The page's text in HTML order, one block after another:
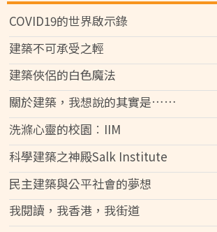
COVID19的世界啟示錄
建築不可承受之輕
建築俠侶的白色魔法
關於建築，我想說的其實是……
洗滌心靈的校園︰IIM
科學建築之神殿Salk Institute
民主建築與公平社會的夢想
我閱讀，我香港，我街道